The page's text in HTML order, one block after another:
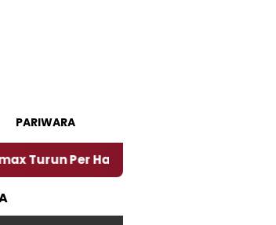
PARIWARA
Hari Ini, Segini Harganya